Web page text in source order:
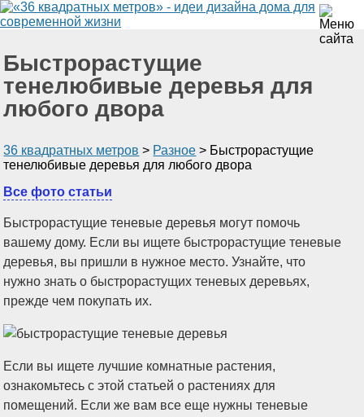
Быстрорастущие
тенелюбивые деревья для
любого двора
36 квадратных метров > Разное > Быстрорастущие
тенелюбивые деревья для любого двора
Все фото статьи
Быстрорастущие теневые деревья могут помочь
вашему дому. Если вы ищете быстрорастущие теневые
деревья, вы пришли в нужное место. Узнайте, что
нужно знать о быстрорастущих теневых деревьях,
прежде чем покупать их.
Если вы ищете лучшие комнатные растения,
ознакомьтесь с этой статьей о растениях для
помещений. Если же вам все еще нужны теневые